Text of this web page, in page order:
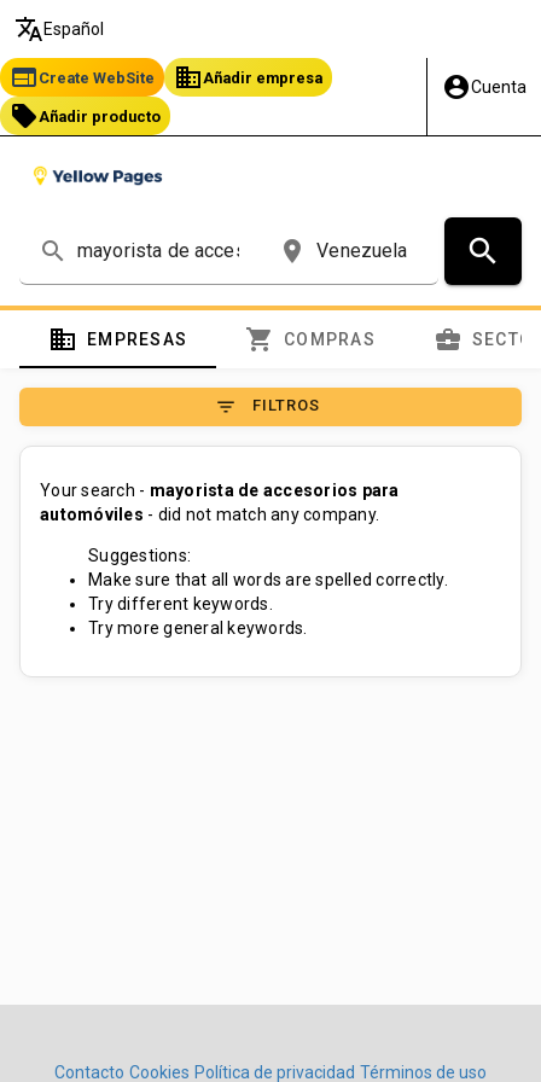
translate Español
web Create WebSite business Añadir empresa
local_offer Añadir producto
account_circleCuenta
search place search
domain EMPRESAS shopping_cart COMPRAS business_center
filter_list FILTROS
Your search - mayorista de accesorios para
automóviles - did not match any company.
Suggestions:
Make sure that all words are spelled correctly.
Try different keywords.
Try more general keywords.
Contacto Cookies Política de privacidad Términos de uso